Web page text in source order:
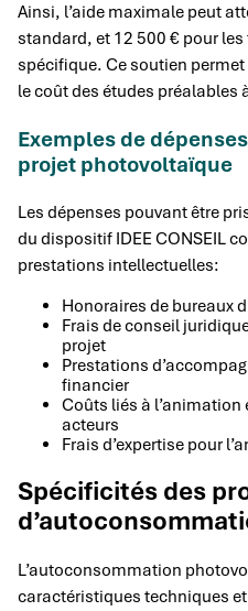
Ainsi, l’aide maximale peut
standard, et 12 500 € pour
spécifique. Ce soutien
le coût des études préalables
Exemples de
projet photovoltaïque
Les dépenses pouvant être
du dispositif IDEE CONSEIL
prestations intellectuelles:
Honoraires de bureaux
Frais de conseil
projet
Prestations
financier
Coûts liés à
acteurs
Frais d’expertise pour
Spécificités des
L’autoconsommation
caractéristiques techniques